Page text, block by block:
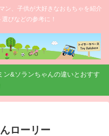
ン、子供が大好きなおもちゃを紹介
選びなどの参考に！
ン&ソランちゃんの違いとおすす
ローリー